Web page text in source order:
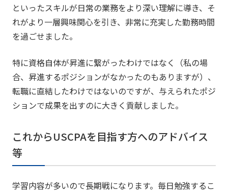
といったスキルが日常の業務をより深い理解に導き、そ
れがより一層興味関心を引き、非常に充実した勤務時間
を過ごせました。
特に資格自体が昇進に繋がったわけではなく（私の場
合、昇進するポジションがなかったのもありますが）、
転職に直結したわけではないのですが、与えられたポジ
ションで成果を出すのに大きく貢献しました。
これからUSCPAを目指す方へのアドバイス
等
学習内容が多いので長期戦になります。毎日勉強するこ